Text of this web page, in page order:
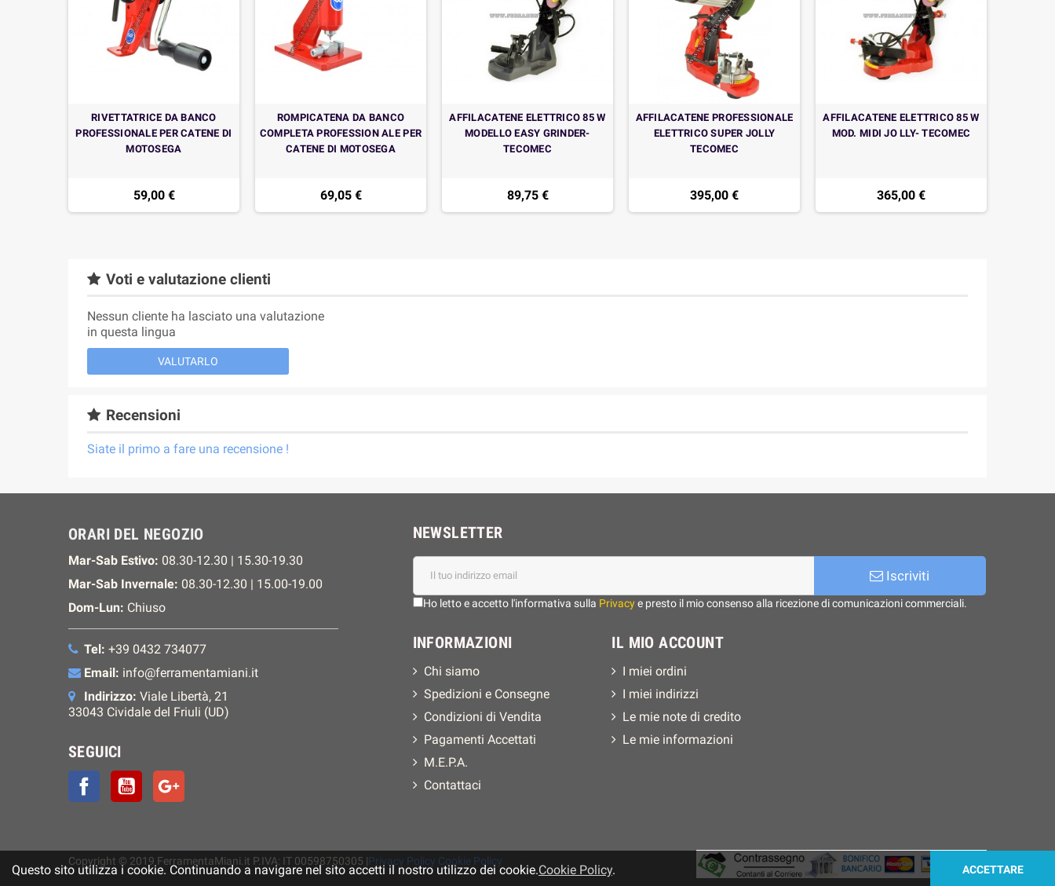
RIVETTATRICE DA BANCO
PROFESSIONALE PER CATENE DI
MOTOSEGA
59,00 €
ROMPICATENA DA BANCO
COMPLETA PROFESSION ALE PER
CATENE DI MOTOSEGA
69,05 €
AFFILACATENE ELETTRICO 85 W
MODELLO EASY GRINDER-
TECOMEC
89,75 €
AFFILACATENE PROFESSIONALE
ELETTRICO SUPER JOLLY
TECOMEC
395,00 €
AFFILACATENE ELETTRICO 85 W
MOD. MIDI JO LLY- TECOMEC
365,00 €
Voti e valutazione clienti
Nessun cliente ha lasciato una valutazione
in questa lingua
VALUTARLO
Recensioni
Siate il primo a fare una recensione !
ORARI DEL NEGOZIO
Mar-Sab Estivo: 08.30-12.30 | 15.30-19.30
Mar-Sab Invernale: 08.30-12.30 | 15.00-19.00
Dom-Lun: Chiuso
Tel: +39 0432 734077
Email: info@ferramentamiani.it
Indirizzo: Viale Libertà, 21
33043 Cividale del Friuli (UD)
SEGUICI
FacebookYouTube
NEWSLETTER
Iscriviti
Ho letto e accetto l'informativa sulla Privacye presto il mio consenso alla ricezione di comunicazioni commerciali.
INFORMAZIONI
Chi siamo
Spedizioni e Consegne
Condizioni di Vendita
Pagamenti Accettati
M.E.P.A.
Contattaci
IL MIO ACCOUNT
I miei ordini
I miei indirizzi
Le mie note di credito
Le mie informazioni
Copyright © 2019 FerramentaMiani.it P.IVA: IT 00598750305 |Privacy Policy Cookie Policy
Questo sito utilizza i cookie. Continuando a navigare nel sito accetti il ​​nostro utilizzo dei cookie.Cookie Policy. ACCETTARE